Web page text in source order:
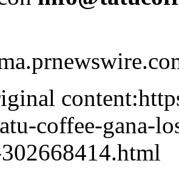
content:
coffee-gana-